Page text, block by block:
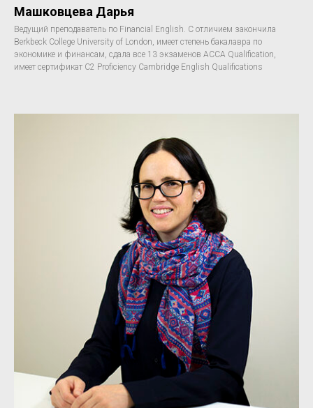
Машковцева Дарья
Ведущий преподаватель по Financial English. С отличием закончила
Berkbeck College University of London, имеет степень бакалавра по
экономике и финансам, сдала все 13 экзаменов АССА Qualification,
имеет сертификат C2 Proficiency Cambridge English Qualifications